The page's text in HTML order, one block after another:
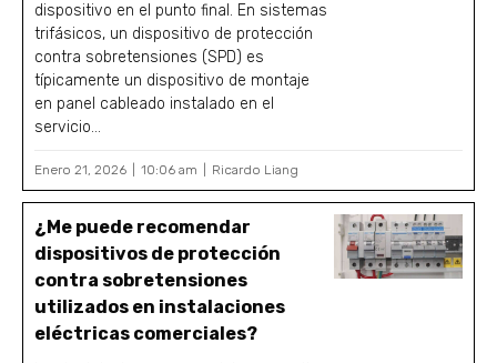
dispositivo en el punto final. En sistemas
trifásicos, un dispositivo de protección
contra sobretensiones (SPD) es
típicamente un dispositivo de montaje
en panel cableado instalado en el
servicio...
Enero 21, 2026 10:06 am Ricardo Liang
¿Me puede recomendar
dispositivos de protección
contra sobretensiones
utilizados en instalaciones
eléctricas comerciales?